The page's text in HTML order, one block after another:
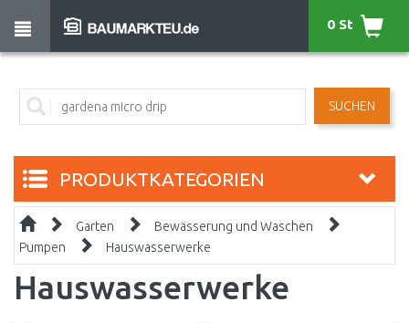
SUCHEN
0 St
PRODUKTKATEGORIEN
Garten
Bewässerung und Waschen
Pumpen
Hauswasserwerke
Hauswasserwerke